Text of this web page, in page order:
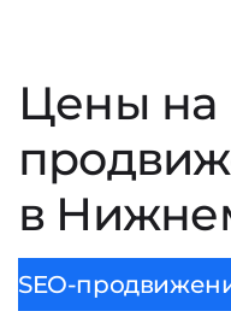
Цены на
в
SEO-